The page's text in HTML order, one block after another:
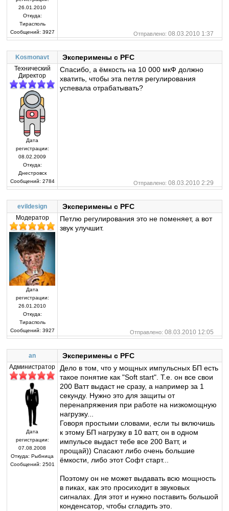
26.01.2010
Откуда:
Тирасполь
Сообщений: 3927 Отправлено: 08.03.2010 1:37
Kosmonavt Эксперимены с PFC
Технический
Директор
Дата
регистрации:
08.02.2009
Откуда:
Днестровск
Сообщений: 2784
Спасибо, а ёмкость на 10 000 мкФ должно
хватить, чтобы эта петля регулирования
успевала отрабатывать?
Отправлено: 08.03.2010 2:29
evildesign Эксперимены с PFC
Модератор
Дата
регистрации:
26.01.2010
Откуда:
Тирасполь
Сообщений: 3927
Петлю регулирования это не поменяет, а вот
звук улучшит.
Отправлено: 08.03.2010 12:05
an Эксперимены с PFC
Администратор
Дата
регистрации:
07.08.2008
Откуда: Рыбница
Сообщений: 2501
Дело в том, что у мощных импульсных БП есть
такое понятие как "Soft start". Т.е. он все свои
200 Ватт выдаст не сразу, а например за 1
секунду. Нужно это для защиты от
перенапряжения при работе на низкомощную
нагрузку...
Говоря простыми словами, если ты включишь
к этому БП нагрузку в 10 ватт, он в одном
импульсе выдаст тебе все 200 Ватт, и
прощай)) Спасают либо очень большие
ёмкости, либо этот Софт старт...
Поэтому он не может выдавать всю мощность
в пиках, как это просиходит в звуковых
сигналах. Для этот и нужно поставить большой
конденсатор, чтобы сгладить это.